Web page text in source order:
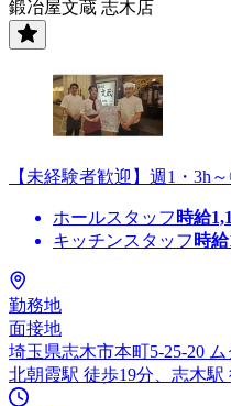
鍛冶屋文蔵 志木店
【未経験者歓迎】週1・3h
ホールスタッフ 時給
キッチンスタッフ 時給
勤務地
面接地
埼玉県志木市本町5-25-20
北朝霞駅 徒歩19分、志木駅